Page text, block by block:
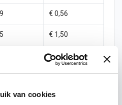
van cookies
€ 0,56
€ 1,50
€ 5,62
€ 15,00
€ 37,50